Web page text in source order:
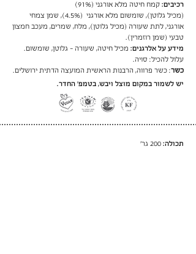
רכיבים: קמח חיטה מלא אורגני (91%)
(מכיל גלוטן), שומשום מלא אורגני (4.5%), שמן צמחי
אורגני, לתת שעורה (מכיל גלוטן), מלח, שמרים, מעכב חמצון
טבעי (שמן רוזמרין).
מידע על אלרגנים: מכיל חיטה, שעורה - גלוטן, שומשום.
עלול להכיל: סויה.
כשר: כשר פרווה, הרבנות הראשית המועצה הדתית ירושלים.
יש לשמור במקום מוצל ויבש, בטמפ׳ החדר.
תכולה: